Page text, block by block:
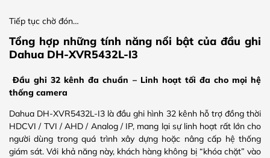
Tiếp tục chờ đón…
Tổng hợp những tính năng nổi bật của đầu ghi
Dahua DH-XVR5432L-I3
Đầu ghi 32 kênh đa chuẩn – Linh hoạt tối đa cho mọi hệ
thống camera
Dahua DH-XVR5432L-I3 là đầu ghi hình 32 kênh hỗ trợ đồng thời
HDCVI / TVI / AHD / Analog / IP, mang lại sự linh hoạt rất lớn cho
người dùng trong quá trình xây dựng hoặc nâng cấp hệ thống
giám sát. Với khả năng này, khách hàng không bị “khóa chặt” vào